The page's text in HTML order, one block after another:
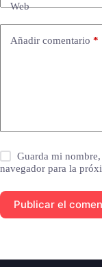
Web
Añadir comentario *
Guarda mi
navegador para la
Publicar el